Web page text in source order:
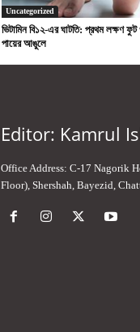
Uncategorized
ভিটামিন বি১২-এর ঘাটতি: প্রথম লক্ষণ ফুট
পায়ের আঙুলে
Editor: Kamrul
Office Address: C-17 Nagorik
Floor), Shershah, Bayezid,